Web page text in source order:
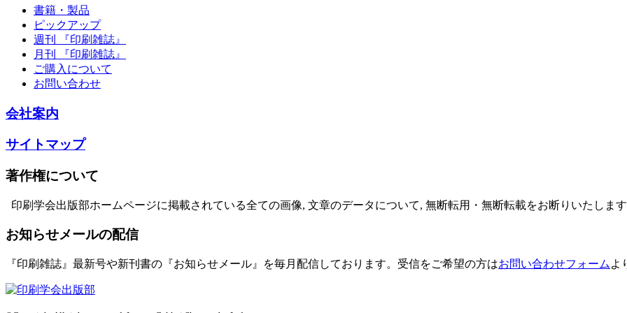
書籍・製品
ピックアップ
週刊 『印刷雑誌』
月刊 『印刷雑誌』
ご購入について
お問い合わせ
会社案内
サイトマップ
著作権について
印刷学会出版部ホームページに掲載されている全ての画像, 文章のデータについて, 無断転用・無断転載をお断りいたします
お知らせメールの配信
『印刷雑誌』最新号や新刊書の『お知らせメール』を毎月配信しております。 受信をご希望の方はお問い合わせフォーム よ